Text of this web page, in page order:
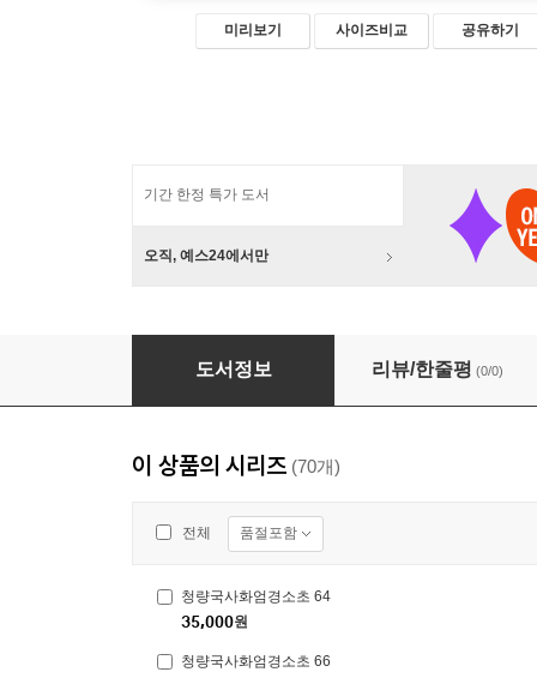
미리보기 사이즈비교 공유하기
기간 한정 특가 도서
오직, 예스24에서만
청량국사화엄경소초 69
도서정보 리뷰/한줄평 (0/0)
이 상품의 시리즈 (70개)
전체 품절포함
청량국사화엄경소초 64
35,000원
청량국사화엄경소초 66